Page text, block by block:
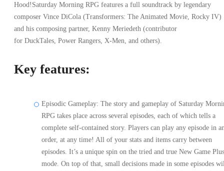
Hood!Saturday Morning RPG features a full soundtrack by legendary
composer Vince DiCola (Transformers: The Animated Movie, Rocky IV)
and his composing partner, Kenny Meriedeth (contributor
for DuckTales, Power Rangers, X-Men, and others).
Key features:
Episodic Gameplay: The story and gameplay of Saturday
RPG takes place across several episodes, each of which tells a
complete self-contained story. Players can play any episode in
order, at any time! All of your stats and items carry between
episodes. It’s a unique spin on the tried and true New Game Plus
mode. On top of that, small decisions made in some episodes